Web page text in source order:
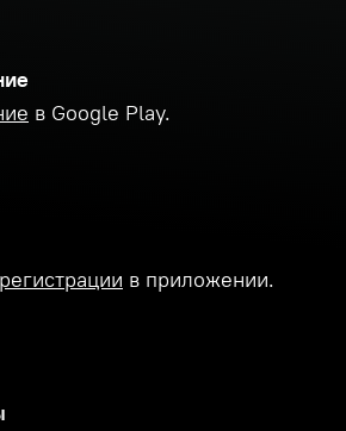
в Google Play.
в приложении.